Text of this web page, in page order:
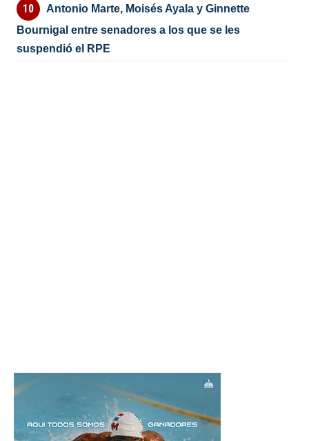
Antonio Marte, Moisés Ayala y Ginnette
Bournigal entre senadores a los que se les
suspendió el RPE